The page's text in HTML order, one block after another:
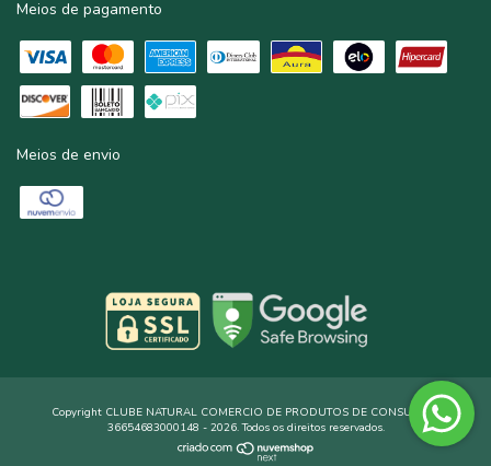
Meios de pagamento
Meios de envio
Copyright CLUBE NATURAL COMERCIO DE PRODUTOS DE CONSUMO -
36654683000148 - 2026. Todos os direitos reservados.